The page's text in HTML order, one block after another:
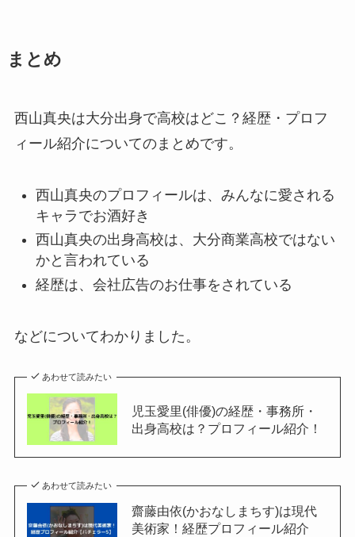
まとめ
西山真央は大分出身で高校はどこ？経歴・プロフ
ィール紹介についてのまとめです。
西山真央のプロフィールは、みんなに愛される
キャラでお酒好き
西山真央の出身高校は、大分商業高校ではない
かと言われている
経歴は、会社広告のお仕事をされている
などについてわかりました。
あわせて読みたい
児玉愛里(俳優)の経歴・事務所・
出身高校は？プロフィール紹介！
あわせて読みたい
齋藤由依(かおなしまちす)は現代
美術家！経歴プロフィール紹介